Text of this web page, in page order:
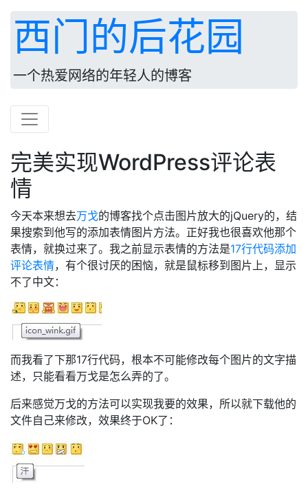
西门的后花园
一个热爱网络的年轻人的博客
完美实现WordPress评论表
情
今天本来想去万戈的博客找个点击图片放大的jQuery的，结
果搜索到他写的添加表情图片方法。正好我也很喜欢他那个
表情，就换过来了。我之前显示表情的方法是17行代码添加
评论表情，有个很讨厌的困恼，就是鼠标移到图片上，显示
不了中文：
而我看了下那17行代码，根本不可能修改每个图片的文字描
述，只能看看万戈是怎么弄的了。
后来感觉万戈的方法可以实现我要的效果，所以就下载他的
文件自己来修改，效果终于OK了：